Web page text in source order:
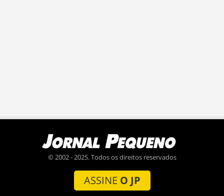
© 2002 - 2025. Todos os direitos reservados
ASSINE O JP